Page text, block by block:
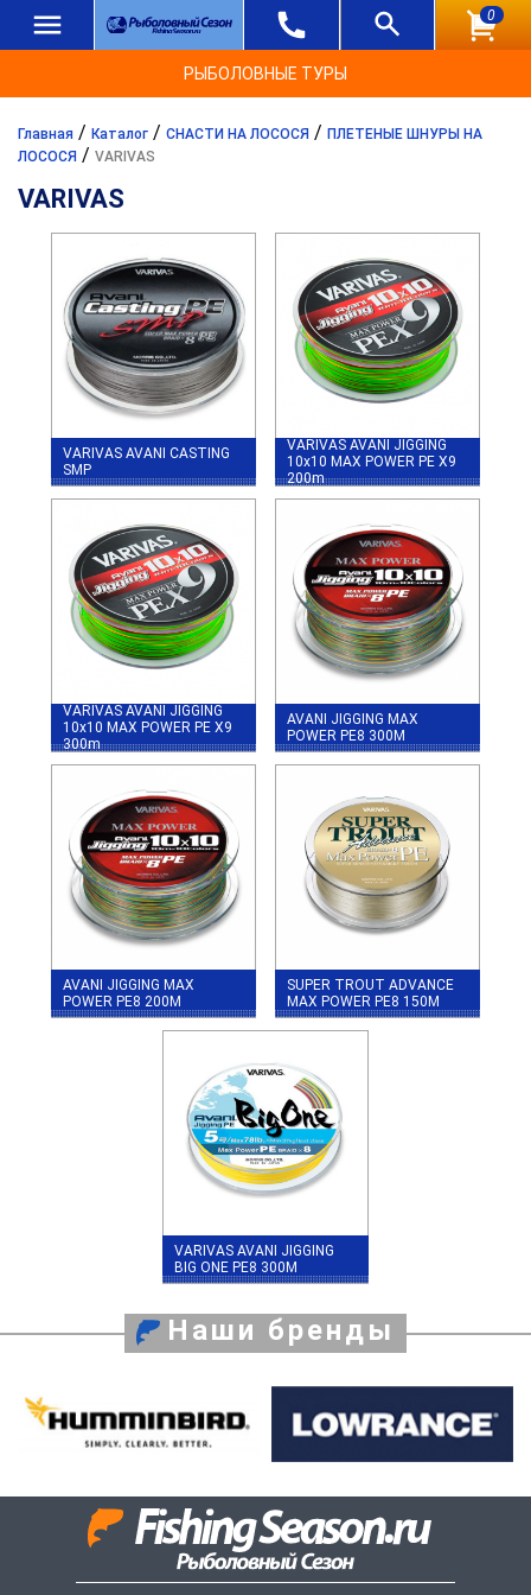
0
РЫБОЛОВНЫЕ ТУРЫ
Главная / Каталог / СНАСТИ НА ЛОСОСЯ / ПЛЕТЕНЫЕ ШНУРЫ НА
ЛОСОСЯ / VARIVAS
VARIVAS
VARIVAS AVANI CASTING
SMP
VARIVAS AVANI JIGGING
10x10 MAX POWER PE X9
200m
VARIVAS AVANI JIGGING
10x10 MAX POWER PE X9
300m
AVANI JIGGING MAX
POWER PE8 300M
AVANI JIGGING MAX
POWER PE8 200M
SUPER TROUT ADVANCE
MAX POWER PE8 150M
VARIVAS AVANI JIGGING
BIG ONE PE8 300M
Наши бренды